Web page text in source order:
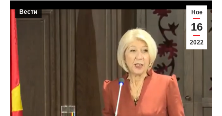
Ное
16
2022
Вести